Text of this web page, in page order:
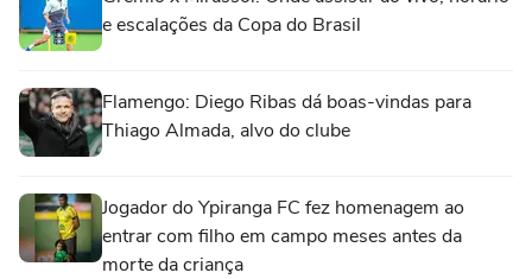
e escalações da Copa do Brasil
Flamengo: Diego Ribas dá boas-vindas para
Thiago Almada, alvo do clube
Jogador do Ypiranga FC fez homenagem ao
entrar com filho em campo meses antes da
morte da criança